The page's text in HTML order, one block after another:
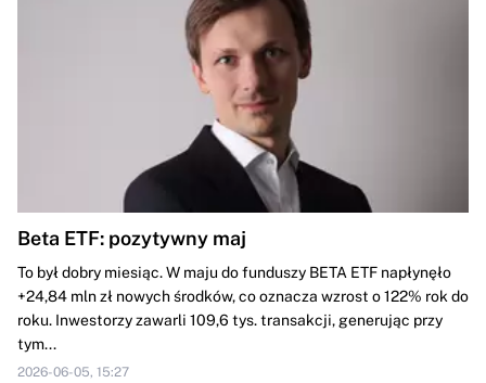
Beta ETF: pozytywny maj
To był dobry miesiąc. W maju do funduszy BETA ETF napłynęło
+24,84 mln zł nowych środków, co oznacza wzrost o 122% rok do
roku. Inwestorzy zawarli 109,6 tys. transakcji, generując przy
tym...
2026-06-05, 15:27